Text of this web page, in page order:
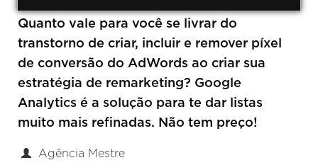
Quanto vale para você se livrar do
transtorno de criar, incluir e remover píxel
de conversão do AdWords ao criar sua
estratégia de remarketing? Google
Analytics é a solução para te dar listas
muito mais refinadas. Não tem preço!
Agência Mestre